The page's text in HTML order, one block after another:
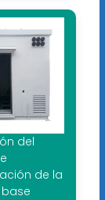
del
de la